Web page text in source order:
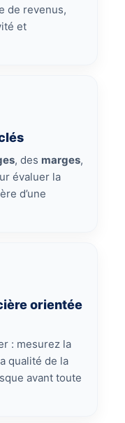
de revenus,
et
, des marges,
évaluer la
d’une
orientée
: mesurez la
qualité de la
avant toute